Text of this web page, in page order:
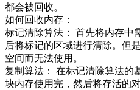
都会被回收。
如何回收内存：
标记清除算法： 首先将内存中
后将标记的区域进行清除。但
空间而无法使用。
复制算法： 在标记清除算法的
块内存使用完，然后将存活的